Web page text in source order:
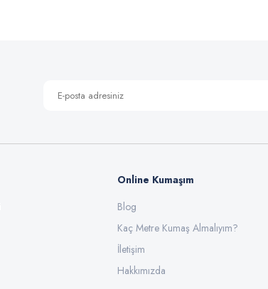
Gönder
Online Kumaşım
Blog
Kaç Metre Kumaş Almalıyım?
İletişim
Hakkımızda